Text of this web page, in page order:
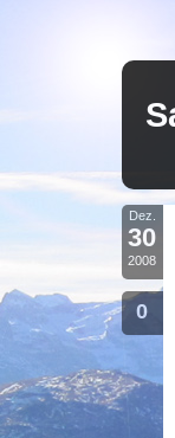
Dez.
30
2008
0